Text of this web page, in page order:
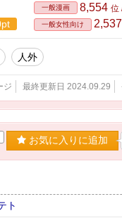
一般漫画 8,554 位
一般女性向け 2,537
人外
ジ 最終更新日 2024.09.29
お気に入りに追加
ト